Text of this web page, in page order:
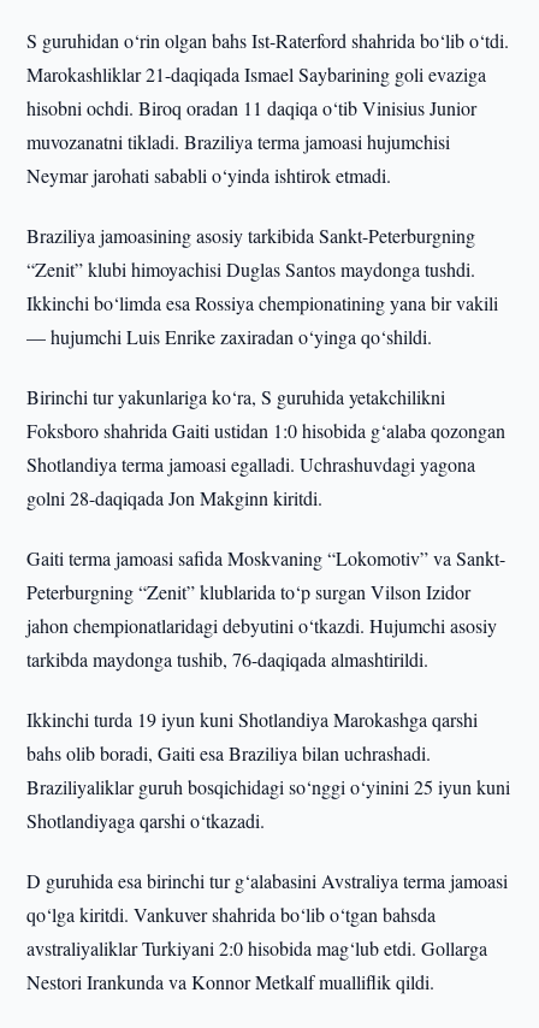
S guruhidan o‘rin olgan bahs Ist-Raterford shahrida bo‘lib o‘tdi.
Marokashliklar 21-daqiqada Ismael Saybarining goli evaziga
hisobni ochdi. Biroq oradan 11 daqiqa o‘tib Vinisius Junior
muvozanatni tikladi. Braziliya terma jamoasi hujumchisi
Neymar jarohati sababli o‘yinda ishtirok etmadi.
Braziliya jamoasining asosiy tarkibida Sankt-Peterburgning
“Zenit” klubi himoyachisi Duglas Santos maydonga tushdi.
Ikkinchi bo‘limda esa Rossiya chempionatining yana bir vakili
— hujumchi Luis Enrike zaxiradan o‘yinga qo‘shildi.
Birinchi tur yakunlariga ko‘ra, S guruhida yetakchilikni
Foksboro shahrida Gaiti ustidan 1:0 hisobida g‘alaba qozongan
Shotlandiya terma jamoasi egalladi. Uchrashuvdagi yagona
golni 28-daqiqada Jon Makginn kiritdi.
Gaiti terma jamoasi safida Moskvaning “Lokomotiv” va Sankt-
Peterburgning “Zenit” klublarida to‘p surgan Vilson Izidor
jahon chempionatlaridagi debyutini o‘tkazdi. Hujumchi asosiy
tarkibda maydonga tushib, 76-daqiqada almashtirildi.
Ikkinchi turda 19 iyun kuni Shotlandiya Marokashga qarshi
bahs olib boradi, Gaiti esa Braziliya bilan uchrashadi.
Braziliyaliklar guruh bosqichidagi so‘nggi o‘yinini 25 iyun kuni
Shotlandiyaga qarshi o‘tkazadi.
D guruhida esa birinchi tur g‘alabasini Avstraliya terma jamoasi
qo‘lga kiritdi. Vankuver shahrida bo‘lib o‘tgan bahsda
avstraliyaliklar Turkiyani 2:0 hisobida mag‘lub etdi. Gollarga
Nestori Irankunda va Konnor Metkalf mualliflik qildi.